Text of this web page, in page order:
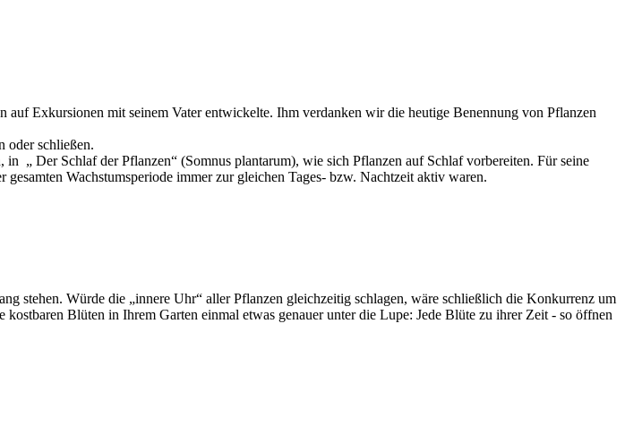
Exkursionen mit seinem Vater entwickelte. Ihm verdanken wir die heutige Benennung von Pflanzen
oder schließen.
„ Der Schlaf der Pflanzen“ (Somnus plantarum), wie sich Pflanzen auf Schlaf vorbereiten. Für seine
Wachstumsperiode immer zur gleichen Tages- bzw. Nachtzeit aktiv waren.
stehen. Würde die „innere Uhr“ aller Pflanzen gleichzeitig schlagen, wäre schließlich die Konkurrenz um
Blüten in Ihrem Garten einmal etwas genauer unter die Lupe: Jede Blüte zu ihrer Zeit - so öffnen